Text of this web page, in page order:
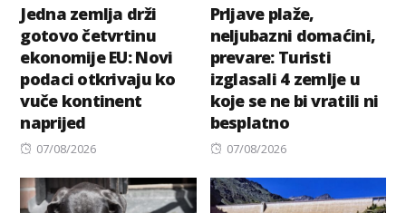
Jedna zemlja drži
gotovo četvrtinu
ekonomije EU: Novi
podaci otkrivaju ko
vuče kontinent
naprijed
Posted
07/08/2026
Prljave plaže,
neljubazni domaćini,
prevare: Turisti
izglasali 4 zemlje u
koje se ne bi vratili ni
besplatno
Posted
07/08/2026